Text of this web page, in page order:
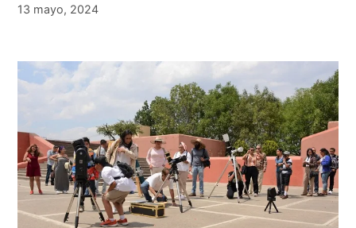
13 mayo, 2024